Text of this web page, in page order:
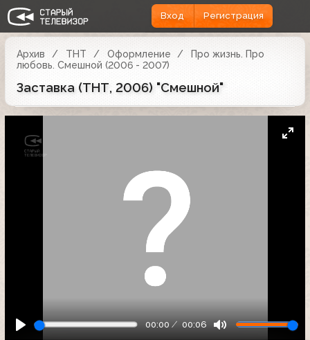
Вход Регистрация
Архив ТНТ Оформление
Про жизнь. Про
любовь. Смешной (2006 - 2007)
Заставка (ТНТ, 2006) "Смешной"
00:00 00:06